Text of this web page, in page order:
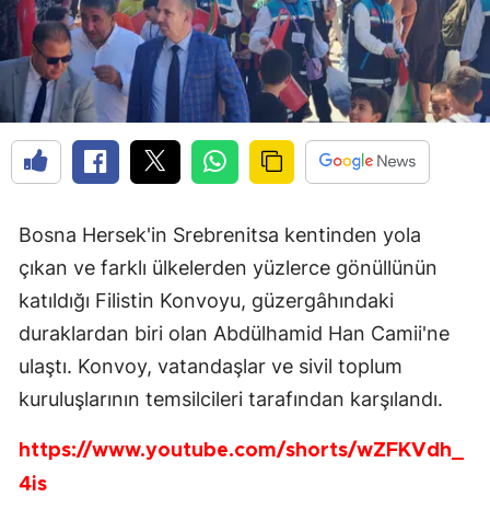
Bosna Hersek'in Srebrenitsa kentinden yola
çıkan ve farklı ülkelerden yüzlerce gönüllünün
katıldığı Filistin Konvoyu, güzergâhındaki
duraklardan biri olan Abdülhamid Han Camii'ne
ulaştı. Konvoy, vatandaşlar ve sivil toplum
kuruluşlarının temsilcileri tarafından karşılandı.
https://www.youtube.com/shorts/wZFKVdh_
4is